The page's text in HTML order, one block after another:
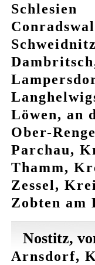
Schlesien
Löwen, an
Ober-
Parchau,
Thamm,
Zessel,
Zobten am
Nostitz,
Arnsdorf,